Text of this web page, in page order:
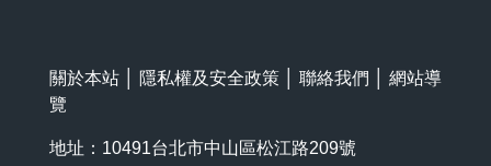
關於本站 隱私權及安全政策 聯絡我們
網站導
覽
地址：10491台北市中山區松江路209號